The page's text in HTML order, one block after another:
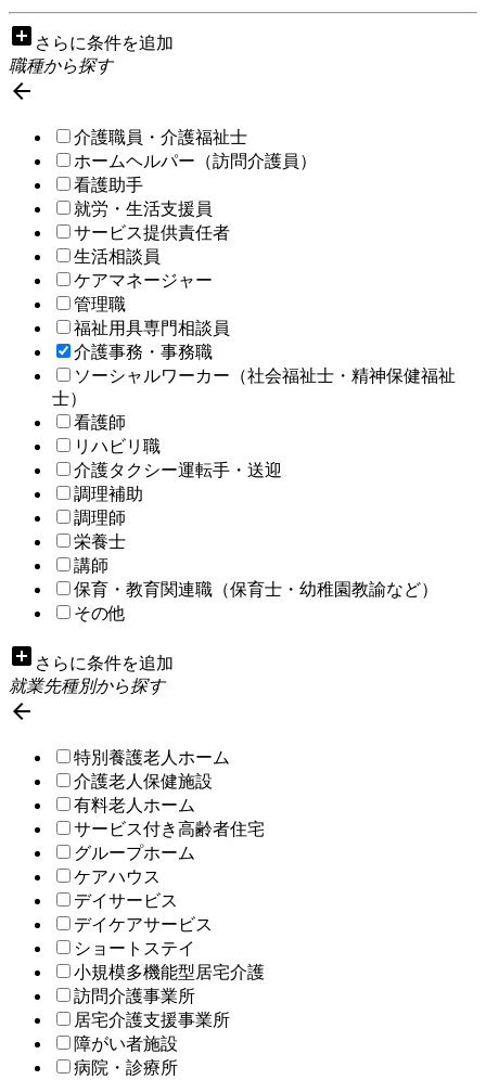
add_box さらに条件を追加
職種から探す

介護職員・介護福祉士
ホームヘルパー（訪問介護員）
看護助手
就労・生活支援員
サービス提供責任者
生活相談員
ケアマネージャー
管理職
福祉用具専門相談員
介護事務・事務職
ソーシャルワーカー（社会福祉士・精神保健福祉
士）
看護師
リハビリ職
介護タクシー運転手・送迎
調理補助
調理師
栄養士
講師
保育・教育関連職（保育士・幼稚園教諭など）
その他
add_box さらに条件を追加
就業先種別から探す

特別養護老人ホーム
介護老人保健施設
有料老人ホーム
サービス付き高齢者住宅
グループホーム
ケアハウス
デイサービス
デイケアサービス
ショートステイ
小規模多機能型居宅介護
訪問介護事業所
居宅介護支援事業所
障がい者施設
病院・診療所